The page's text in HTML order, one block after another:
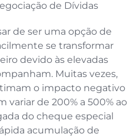
de ser uma opção de
se transformar
devido às elevadas
Muitas vezes,
o impacto negativo
variar de 200% a 500% ao
do cheque especial
acumulação de